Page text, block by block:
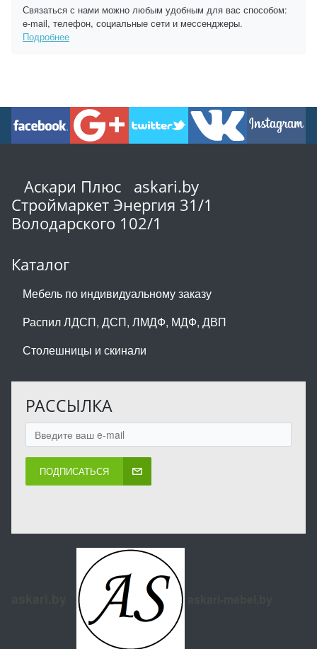
Связаться с нами можно любым удобным для вас способом:
e-mail, телефон, социальные сети и мессенджеры.
Подробнее
Аскари Плюс askari.by
Строймаркет Энергия 31/1
Володарского 102/1
Каталог
Мебель по индивидуальному заказу
Распил ЛДСП, ДСП, ЛМДФ, МДФ, ДВП
Столешницы и скинали
РАССЫЛКА
ПОДПИСАТЬСЯ